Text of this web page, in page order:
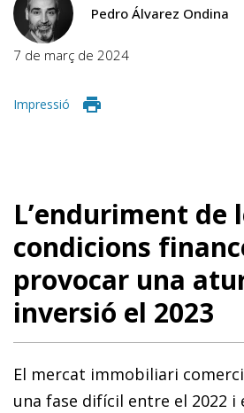
Pedro Álvarez Ondina
7 de març de 2024
Impressió
L’enduriment de
condicions
provocar una
inversió el 2023
El mercat immobiliari
una fase difícil entre el 2022 i